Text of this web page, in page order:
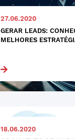
27.06.2020
GERAR LEADS:
MELHORES
18.06.2020